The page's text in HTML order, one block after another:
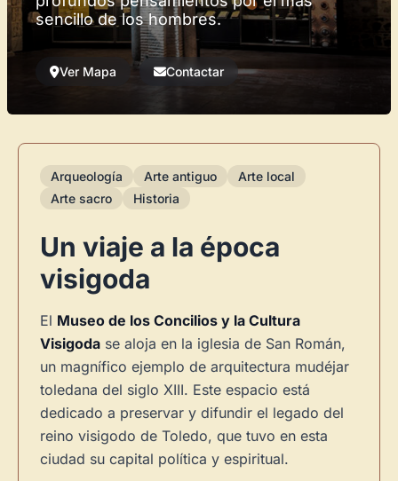
sencillo de los hombres.
Ver Mapa Contactar
Arqueología Arte antiguo
Arte local
Arte sacro
Historia
Un viaje a la época
visigoda
El Museo de los Concilios y la Cultura
Visigoda se aloja en la iglesia de San Román,
un magnífico ejemplo de arquitectura mudéjar
toledana del siglo XIII. Este espacio está
dedicado a preservar y difundir el legado del
reino visigodo de Toledo, que tuvo en esta
ciudad su capital política y espiritual.